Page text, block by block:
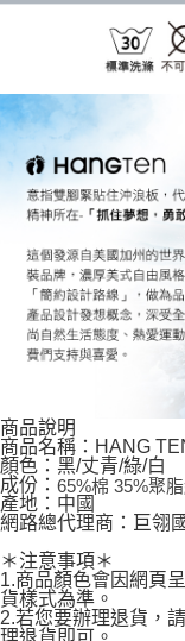
商品說明
商品名稱：HANG
顏色：黑/丈青/綠/白
成份： 65%棉 35%聚
產地：中國
網路總代理商：巨翎
＊注意事項＊
1.商品顏色會因網頁
貨樣式為準。
2.若您要辦理退貨，